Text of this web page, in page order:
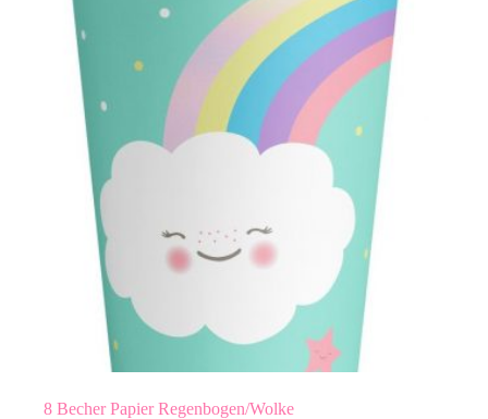
8 Becher Papier Regenbogen/Wolke